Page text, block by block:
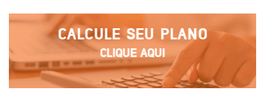
CALCULE SEU PLANO
CLIQUE AQUI